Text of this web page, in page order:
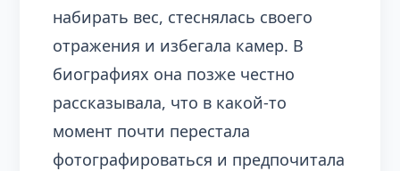
набирать вес, стеснялась своего
отражения и избегала камер. В
биографиях она позже честно
рассказывала, что в какой‑то
момент почти перестала
фотографироваться и предпочитала